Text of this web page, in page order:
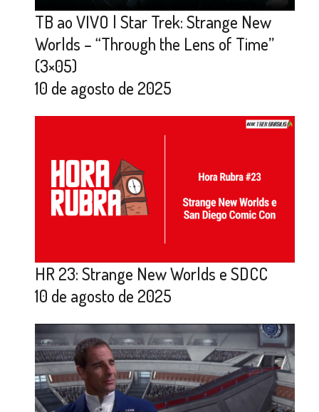
TB ao VIVO | Star Trek: Strange New
Worlds – “Through the Lens of Time”
(3×05)
10 de agosto de 2025
HR 23: Strange New Worlds e SDCC
10 de agosto de 2025